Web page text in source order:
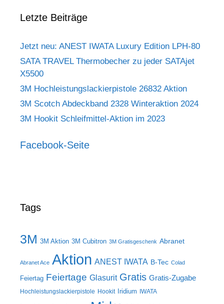
Letzte Beiträge
Jetzt neu: ANEST IWATA Luxury Edition LPH-80
SATA TRAVEL Thermobecher zu jeder SATAjet
X5500
3M Hochleistungslackierpistole 26832 Aktion
3M Scotch Abdeckband 2328 Winteraktion 2024
3M Hookit Schleifmittel-Aktion im 2023
Facebook-Seite
Tags
3M 3M Aktion 3M Cubitron 3M Gratisgeschenk Abranet
Abranet Ace Aktion ANEST IWATA B-Tec Colad
Feiertag Feiertage Glasurit Gratis Gratis-Zugabe
Hochleistungslackierpistole Hookit Iridium IWATA